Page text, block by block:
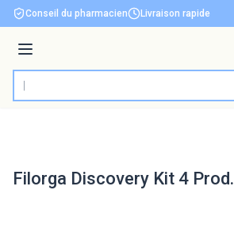
Aller au contenu
Conseil du pharmacien Livraison rapide
Menu
Rechercher
Filorga Discovery Kit 4 Prod.